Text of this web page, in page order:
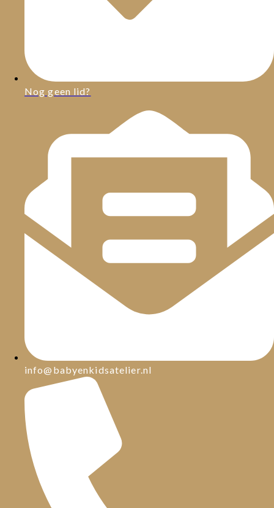
Nog geen lid?
info@babyenkidsatelier.nl